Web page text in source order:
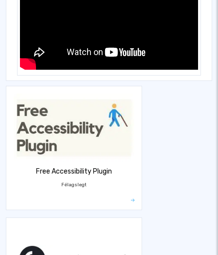
Free Accessibility Plugin
Félagslegt